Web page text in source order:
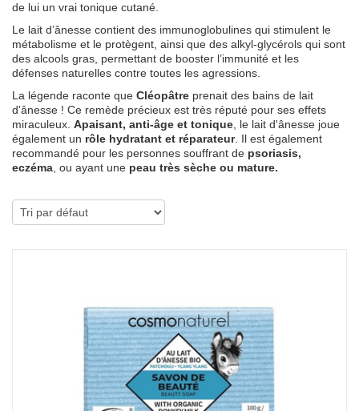
de lui un vrai tonique cutané.
Le lait d’ânesse contient des immunoglobulines qui stimulent le
métabolisme et le protègent, ainsi que des alkyl-glycérols qui sont
des alcools gras, permettant de booster l’immunité et les
défenses naturelles contre toutes les agressions.
La légende raconte que Cléopâtre prenait des bains de lait
d'ânesse ! Ce remède précieux est très réputé pour ses effets
miraculeux. Apaisant, anti-âge et tonique , le lait d'ânesse joue
également un rôle hydratant et réparateur. Il est également
recommandé pour les personnes souffrant de psoriasis,
eczéma , ou ayant une peau très sèche ou mature.